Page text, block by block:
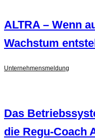
ALTRA – Wenn
Wachstum
Unternehmensmeldung
Das
die Regu-Coach